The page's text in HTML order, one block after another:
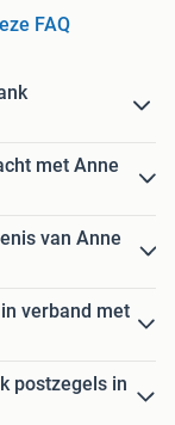
FAQ
met Anne
van Anne
verband met
postzegels in